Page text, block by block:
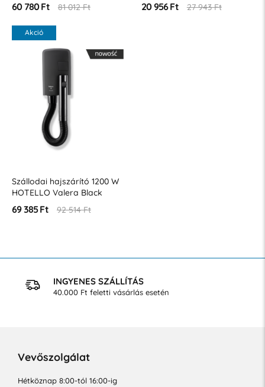
60 780 Ft 81 012 Ft 20 956 Ft 27 943 Ft
Akció
Szállodai hajszárító 1200 W
HOTELLO Valera Black
69 385 Ft 92 514 Ft
INGYENES SZÁLLÍTÁS
40.000 Ft feletti vásárlás esetén
Vevőszolgálat
Hétköznap 8:00-tól 16:00-ig